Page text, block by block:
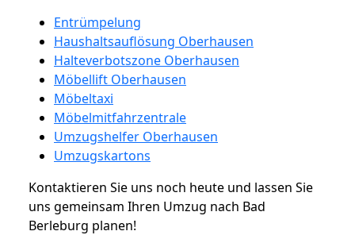
Entrümpelung
Haushaltsauflösung Oberhausen
Halteverbotszone Oberhausen
Möbellift Oberhausen
Möbeltaxi
Möbelmitfahrzentrale
Umzugshelfer Oberhausen
Umzugskartons
Kontaktieren Sie uns noch heute und lassen Sie
uns gemeinsam Ihren Umzug nach Bad
Berleburg planen!